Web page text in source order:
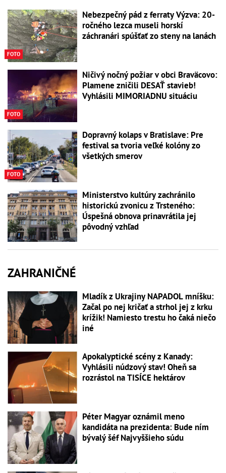
FOTO
Nebezpečný pád z ferraty Výzva: 20-
ročného lezca museli horskí
záchranári spúšťať zo steny na lanách
FOTO
Ničivý nočný požiar v obci Braväcovo:
Plamene zničili DESAŤ stavieb!
Vyhlásili MIMORIADNU situáciu
FOTO
Dopravný kolaps v Bratislave: Pre
festival sa tvoria veľké kolóny zo
všetkých smerov
Ministerstvo kultúry zachránilo
historickú zvonicu z Trsteného:
Úspešná obnova prinavrátila jej
pôvodný vzhľad
ZAHRANIČNÉ
Mladík z Ukrajiny NAPADOL mníšku:
Začal po nej kričať a strhol jej z krku
krížik! Namiesto trestu ho čaká niečo
iné
Apokalyptické scény z Kanady:
Vyhlásili núdzový stav! Oheň sa
rozrástol na TISÍCE hektárov
Péter Magyar oznámil meno
kandidáta na prezidenta: Bude ním
bývalý šéf Najvyššieho súdu